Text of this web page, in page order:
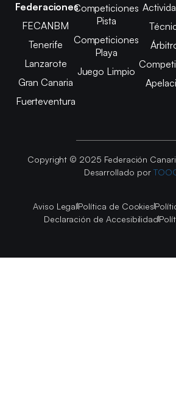
Federaciones
FECANBM
Tenerife
Lanzarote
Gran Canaria
Fuerteventura
Competiciones
Pista
Competiciones
Playa
Juego Limpio
Copyright © 2025 Federación
Desarrollado por
Aviso LegalPolítica de Cookies
Declaración de Accesibilidad